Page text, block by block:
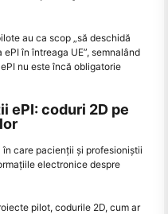
au ca scop „să deschidă
în întreaga UE”, semnalând
nu este încă obligatorie
ePI: coduri 2D pe
care pacienții și profesioniștii
electronice despre
pilot, codurile 2D, cum ar